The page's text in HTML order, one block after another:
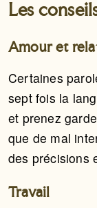
Les
Amour et
Certaines
sept fois la
et prenez
que de mal
des précisions
Travail